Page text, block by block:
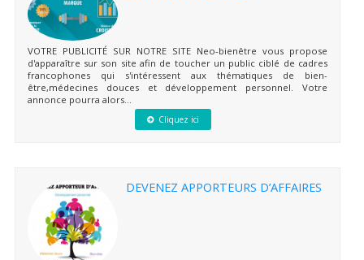
VOTRE PUBLICITÉ SUR NOTRE SITE Neo-bienêtre vous propose
d'apparaître sur son site afin de toucher un public ciblé de cadres
francophones qui s'intéressent aux thématiques de bien-
être,médecines douces et développement personnel. Votre
annonce pourra alors...
Cliquez ici
DEVENEZ APPORTEURS D’AFFAIRES